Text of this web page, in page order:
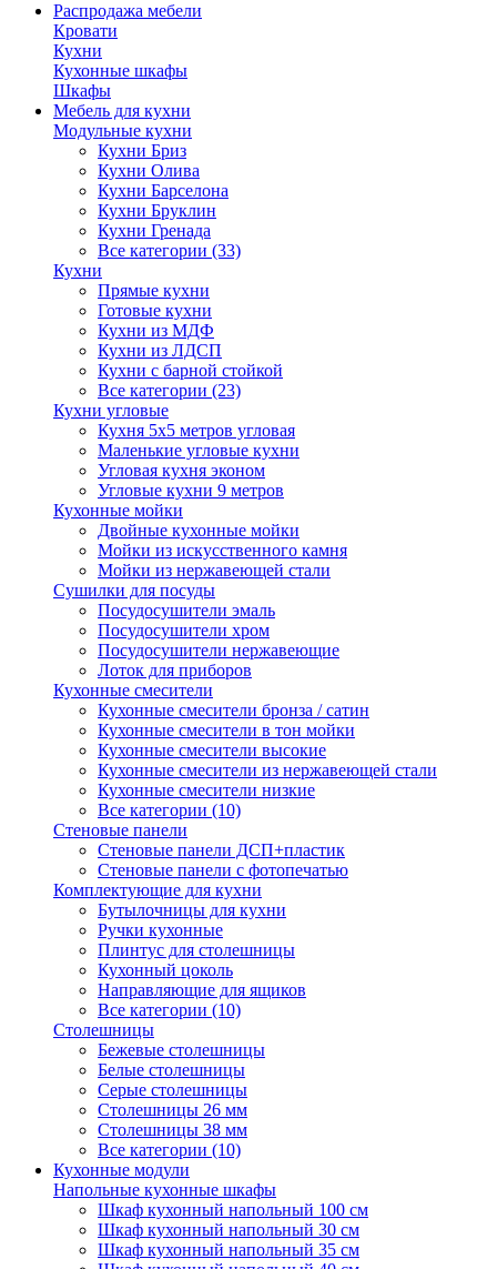
Распродажа мебели
Кровати
Кухни
Кухонные шкафы
Шкафы
Мебель для кухни
Модульные кухни
Кухни Бриз
Кухни Олива
Кухни Барселона
Кухни Бруклин
Кухни Гренада
Все категории (33)
Кухни
Прямые кухни
Готовые кухни
Кухни из МДФ
Кухни из ЛДСП
Кухни с барной стойкой
Все категории (23)
Кухни угловые
Кухня 5х5 метров угловая
Маленькие угловые кухни
Угловая кухня эконом
Угловые кухни 9 метров
Кухонные мойки
Двойные кухонные мойки
Мойки из искусственного камня
Мойки из нержавеющей стали
Сушилки для посуды
Посудосушители эмаль
Посудосушители хром
Посудосушители нержавеющие
Лоток для приборов
Кухонные смесители
Кухонные смесители бронза / сатин
Кухонные смесители в тон мойки
Кухонные смесители высокие
Кухонные смесители из нержавеющей стали
Кухонные смесители низкие
Все категории (10)
Стеновые панели
Стеновые панели ДСП+пластик
Стеновые панели с фотопечатью
Комплектующие для кухни
Бутылочницы для кухни
Ручки кухонные
Плинтус для столешницы
Кухонный цоколь
Направляющие для ящиков
Все категории (10)
Столешницы
Бежевые столешницы
Белые столешницы
Серые столешницы
Столешницы 26 мм
Столешницы 38 мм
Все категории (10)
Кухонные модули
Напольные кухонные шкафы
Шкаф кухонный напольный 100 см
Шкаф кухонный напольный 30 см
Шкаф кухонный напольный 35 см